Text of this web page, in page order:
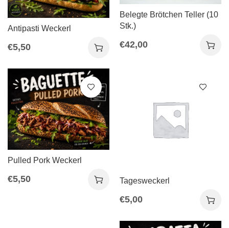
Antipasti Weckerl
€5,50
Belegte Brötchen Teller (10
Stk.)
€42,00
Pulled Pork Weckerl
€5,50 Tagesweckerl
€5,00